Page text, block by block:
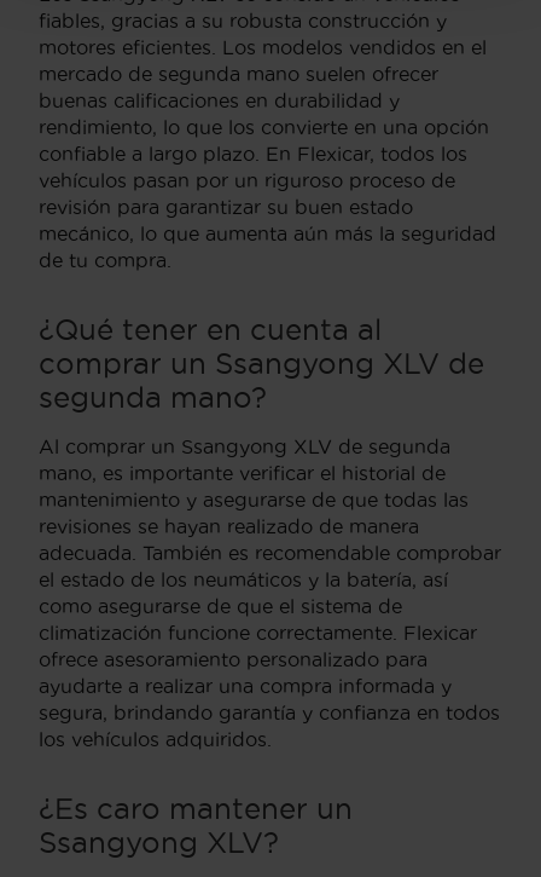
fiables, gracias a su robusta construcción y
motores eficientes. Los modelos vendidos en el
mercado de segunda mano suelen ofrecer
buenas calificaciones en durabilidad y
rendimiento, lo que los convierte en una opción
confiable a largo plazo. En Flexicar, todos los
vehículos pasan por un riguroso proceso de
revisión para garantizar su buen estado
mecánico, lo que aumenta aún más la seguridad
de tu compra.
¿Qué tener en cuenta al
comprar un Ssangyong XLV de
segunda mano?
Al comprar un Ssangyong XLV de segunda
mano, es importante verificar el historial de
mantenimiento y asegurarse de que todas las
revisiones se hayan realizado de manera
adecuada. También es recomendable comprobar
el estado de los neumáticos y la batería, así
como asegurarse de que el sistema de
climatización funcione correctamente. Flexicar
ofrece asesoramiento personalizado para
ayudarte a realizar una compra informada y
segura, brindando garantía y confianza en todos
los vehículos adquiridos.
¿Es caro mantener un
Ssangyong XLV?